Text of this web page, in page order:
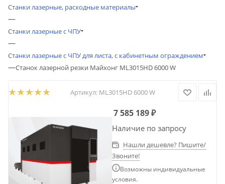
Станки лазерные, расходные материалы
—
Станки лазерные с ЧПУ
—
Станки лазерные с ЧПУ для листа, с кабинетным ограждением
—Станок лазерной резки Майхонг ML3015HD 6000 W
Артикул: ML3015HD 6000 W
7 585 189₽
Наличие по запросу
Нашли дешевле? Пишите/
Звоните!
Возможны индивидуальные
условия.